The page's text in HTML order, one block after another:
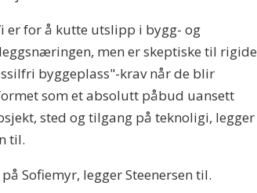
er for å kutte utslipp i bygg- og
men er skeptiske til rigide
byggeplass"-krav når de blir
som et absolutt påbud uansett
sted og tilgang på teknoligi, legger
til.
Sofiemyr, legger Steenersen til.